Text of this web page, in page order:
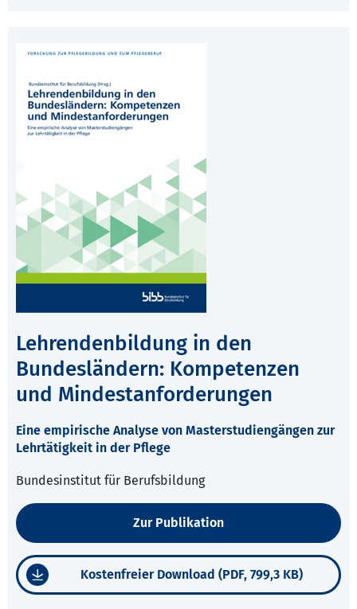
Lehrendenbildung in den
Bundesländern: Kompetenzen
und Mindestanforderungen
Eine empirische Analyse von Masterstudiengängen zur
Lehrtätigkeit in der Pflege
Bundesinstitut für Berufsbildung
Zur Publikation
Kostenfreier Download (PDF, 799,3 KB)